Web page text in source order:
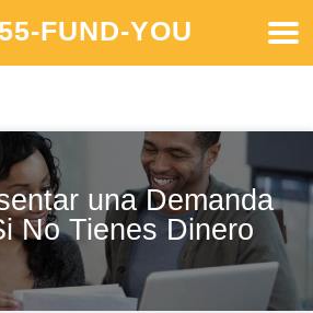
FUND-YOU
una Demanda
No Tienes Dinero